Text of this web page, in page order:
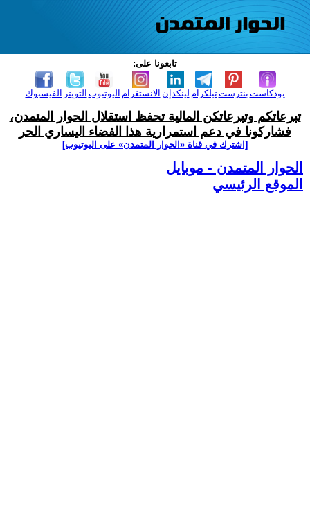
تابعونا على:
الفيسبوك التويتر اليوتيوب الانستغرام لينكدإن تيلكرامبنترست بودكاست
تبرعاتكم وتبرعاتكن المالية تحفظ استقلال الحوار المتمدن،
فشاركونا في دعم استمرارية هذا الفضاء اليساري الحر
[اشترك في قناة ‫«الحوار المتمدن» على اليوتيوب]
الحوار المتمدن - موبايل
الموقع الرئيسي